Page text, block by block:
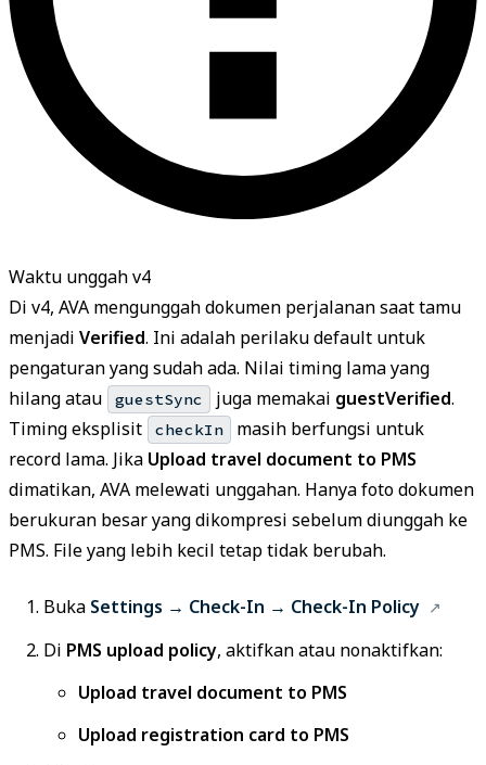
Waktu unggah v4
Di v4, AVA mengunggah dokumen perjalanan saat tamu
menjadi Verified. Ini adalah perilaku default untuk
pengaturan yang sudah ada. Nilai timing lama yang
hilang atau
guestSync juga memakai guestVerified.
Timing eksplisit
checkIn
masih berfungsi untuk
record lama. Jika Upload travel document to PMS
dimatikan, AVA melewati unggahan. Hanya foto dokumen
berukuran besar yang dikompresi sebelum diunggah ke
PMS. File yang lebih kecil tetap tidak berubah.
Buka Settings → Check-In → Check-In Policy
Di PMS upload policy, aktifkan atau nonaktifkan:
Upload travel document to PMS
Upload registration card to PMS